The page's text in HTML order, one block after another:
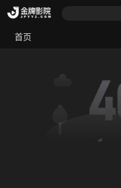
首页